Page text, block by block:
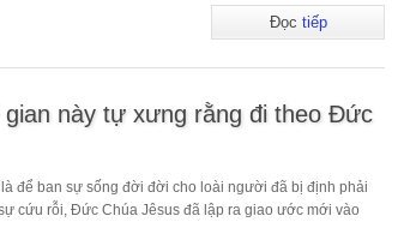
Đọc tiếp
này tự xưng rằng đi theo Đức
để ban sự sống đời đời cho loài người đã bị định phải
cứu rỗi, Đức Chúa Jêsus đã lập ra giao ước mới vào